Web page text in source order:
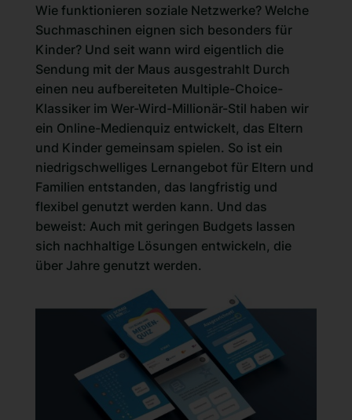
Wie funktionieren soziale Netzwerke? Welche
Suchmaschinen eignen sich besonders für
Kinder? Und seit wann wird eigentlich die
Sendung mit der Maus ausgestrahlt Durch
einen neu aufbereiteten Multiple-Choice-
Klassiker im Wer-Wird-Millionär-Stil haben wir
ein Online-Medienquiz entwickelt, das Eltern
und Kinder gemeinsam spielen. So ist ein
niedrigschwelliges Lernangebot für Eltern und
Familien entstanden, das langfristig und
flexibel genutzt werden kann. Und das
beweist: Auch mit geringen Budgets lassen
sich nachhaltige Lösungen entwickeln, die
über Jahre genutzt werden.